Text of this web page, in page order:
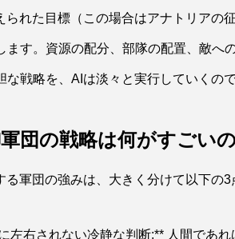
られた目標（この場合はアナトリアの
ます。資源の配分、部隊の配置、敵へ
な戦略を、AIは淡々と実行していくので
団の戦略は何がすごい
る軍団の強みは、大きく分けて以下の3
左右されない冷静な判断:** 人間であ